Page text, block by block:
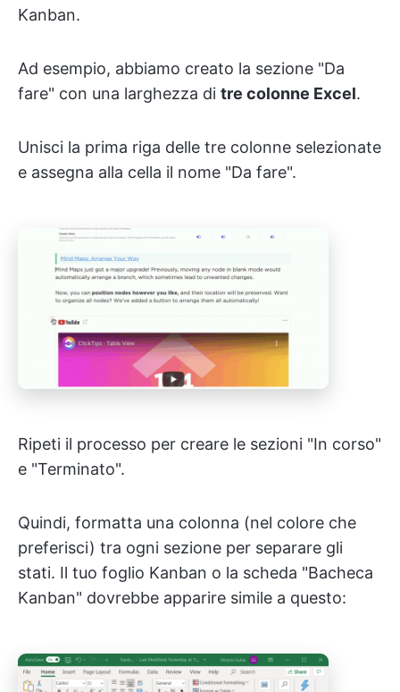
Kanban.
Ad esempio, abbiamo creato la sezione "Da
fare" con una larghezza di tre colonne Excel.
Unisci la prima riga delle tre colonne selezionate
e assegna alla cella il nome "Da fare".
Ripeti il processo per creare le sezioni "In corso"
e "Terminato".
Quindi, formatta una colonna (nel colore che
preferisci) tra ogni sezione per separare gli
stati. Il tuo foglio Kanban o la scheda "Bacheca
Kanban" dovrebbe apparire simile a questo: